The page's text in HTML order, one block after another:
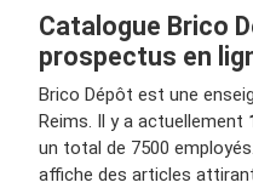
Catalogue Brico
prospectus en
Brico Dépôt est une
Reims. Il y a actuellement
un total de 7500
affiche des articles